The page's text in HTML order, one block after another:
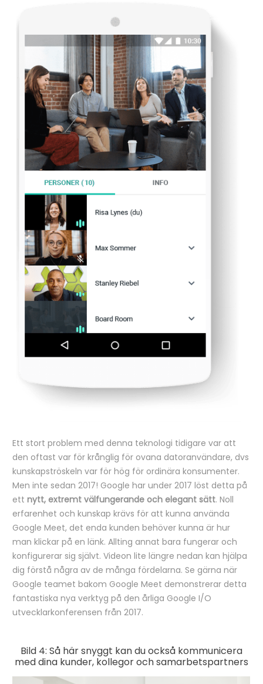
Ett stort problem med denna teknologi tidigare var att
den oftast var för krånglig för ovana datoranvändare, dvs
kunskapströskeln var för hög för ordinära konsumenter.
Men inte sedan 2017! Google har under 2017 löst detta på
ett nytt, extremt välfungerande och elegant sätt. Noll
erfarenhet och kunskap krävs för att kunna använda
Google Meet, det enda kunden behöver kunna är hur
man klickar på en länk. Allting annat bara fungerar och
konfigurerar sig självt. Videon lite längre nedan kan hjälpa
dig förstå några av de många fördelarna. Se gärna när
Google teamet bakom Google Meet demonstrerar detta
fantastiska nya verktyg på den årliga Google I/O
utvecklarkonferensen från 2017.
Bild 4: Så här snyggt kan du också kommunicera
med dina kunder, kollegor och samarbetspartners